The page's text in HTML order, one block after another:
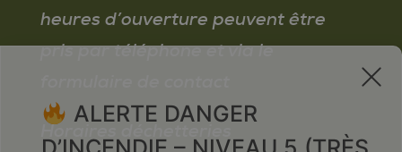
heures d’ouverture peuvent être
pris par téléphone et via le
Horaires déchetteries
x
ALERTE DANGER